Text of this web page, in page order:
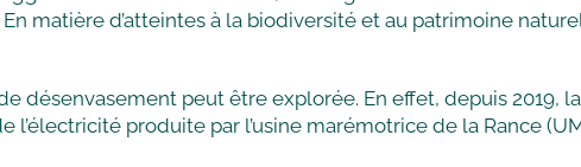
matière d’atteintes à la biodiversité et au patrimoine
désenvasement peut être explorée. En effet, depuis 2019,
produite par l’usine marémotrice de la Rance